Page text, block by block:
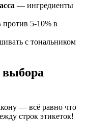
— ингредиенты
против 5-10% в
с тональником
выбора
— всё равно что
строк этикеток!